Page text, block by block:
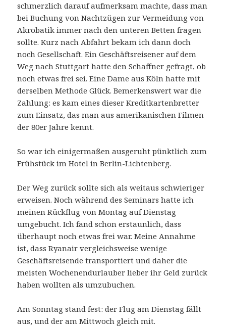
schmerzlich darauf aufmerksam machte, dass man
bei Buchung von Nachtzügen zur Vermeidung von
Akrobatik immer nach den unteren Betten fragen
sollte. Kurz nach Abfahrt bekam ich dann doch
noch Gesellschaft. Ein Geschäftsreisener auf dem
Weg nach Stuttgart hatte den Schaffner gefragt, ob
noch etwas frei sei. Eine Dame aus Köln hatte mit
derselben Methode Glück. Bemerkenswert war die
Zahlung: es kam eines dieser Kreditkartenbretter
zum Einsatz, das man aus amerikanischen Filmen
der 80er Jahre kennt.
So war ich einigermaßen ausgeruht pünktlich zum
Frühstück im Hotel in Berlin-Lichtenberg.
Der Weg zurück sollte sich als weitaus schwieriger
erweisen. Noch während des Seminars hatte ich
meinen Rückflug von Montag auf Dienstag
umgebucht. Ich fand schon erstaunlich, dass
überhaupt noch etwas frei war. Meine Annahme
ist, dass Ryanair vergleichsweise wenige
Geschäftsreisende transportiert und daher die
meisten Wochenendurlauber lieber ihr Geld zurück
haben wollten als umzubuchen.
Am Sonntag stand fest: der Flug am Dienstag fällt
aus, und der am Mittwoch gleich mit.